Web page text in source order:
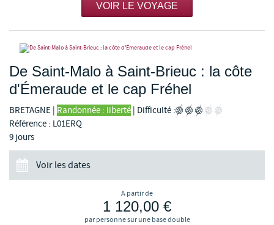
VOIR LE VOYAGE
De Saint-Malo à Saint-Brieuc : la côte
d'Émeraude et le cap Fréhel
BRETAGNE | Randonnée : liberté | Difficulté :
Référence : L01ERQ
9 jours
Voir les dates
A partir de
1 120,00 €
par personne sur une base double